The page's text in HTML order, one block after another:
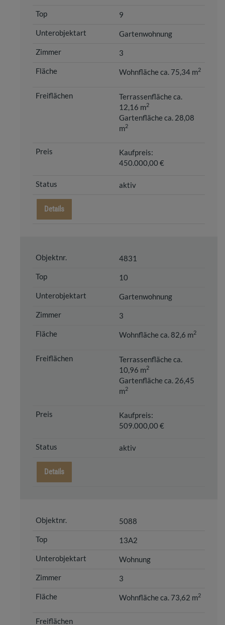
9
Gartenwohnung
3
Wohnfläche ca. 75,34 m2
Terrassenfläche ca.
12,16 m2
Gartenfläche ca. 28,08
m2
Kaufpreis:
450.000,00 €
aktiv
Details
4831
10
Gartenwohnung
3
Wohnfläche ca. 82,6 m2
Terrassenfläche ca.
10,96 m2
Gartenfläche ca. 26,45
m2
Kaufpreis:
509.000,00 €
aktiv
Details
5088
13A2
Wohnung
3
Wohnfläche ca. 73,62 m2